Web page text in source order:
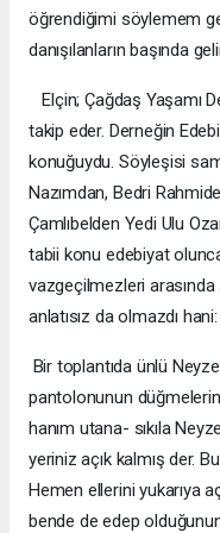
öğrendiğimi söylemem
danışılanların başında
Elçin; Çağdaş Yaşamı
takip eder. Derneğin
konuğuydu. Söyleşisi
Nazımdan, Bedri
Çamlıbelden Yedi Ulu
tabii konu edebiyat
vazgeçilmezleri arasında
anlatısız da olmazdı hani:
 Bir toplantıda ünlü
pantolonunun
hanım utana- sıkıla
yeriniz açık kalmış der.
Hemen ellerini yukarıya
bende de edep olduğunun